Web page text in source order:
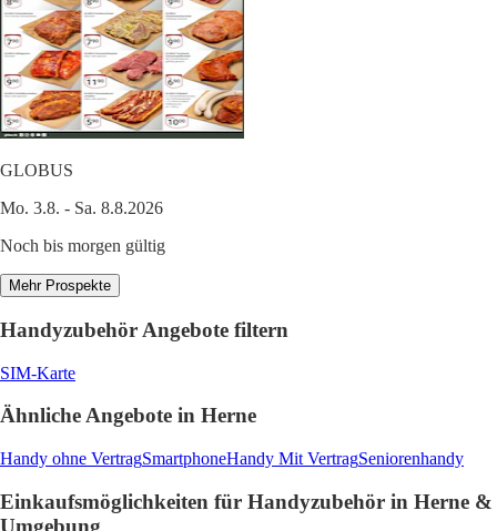
GLOBUS
Mo. 3.8. - Sa. 8.8.2026
Noch bis morgen gültig
Mehr Prospekte
Handyzubehör Angebote filtern
SIM-Karte
Ähnliche Angebote in Herne
Handy ohne VertragSmartphoneHandy Mit VertragSeniorenhandy
Einkaufsmöglichkeiten für Handyzubehör in Herne &
Umgebung